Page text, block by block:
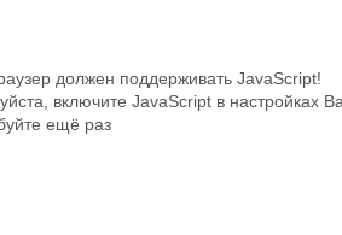
должен поддерживать JavaScript!
включите JavaScript в настройках
ещё раз